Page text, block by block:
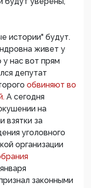
истории" будут.
живет у
у нас вот прям
депутат
обвиняют во
А сегодня
на
взятки за
уголовного
организации
законными